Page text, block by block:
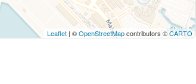
Leaflet | ©OpenStreetMapcontributors ©CARTO